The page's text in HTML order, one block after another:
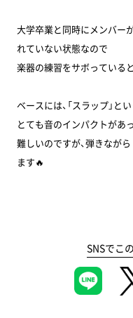
大学卒業と同時にメンバー
れていない状態なので
楽器の練習をサボっている
ベースには、「スラップ」と
とても音のインパクトがあ
難しいのですが、弾きなが
ます🔥
SNSでこ